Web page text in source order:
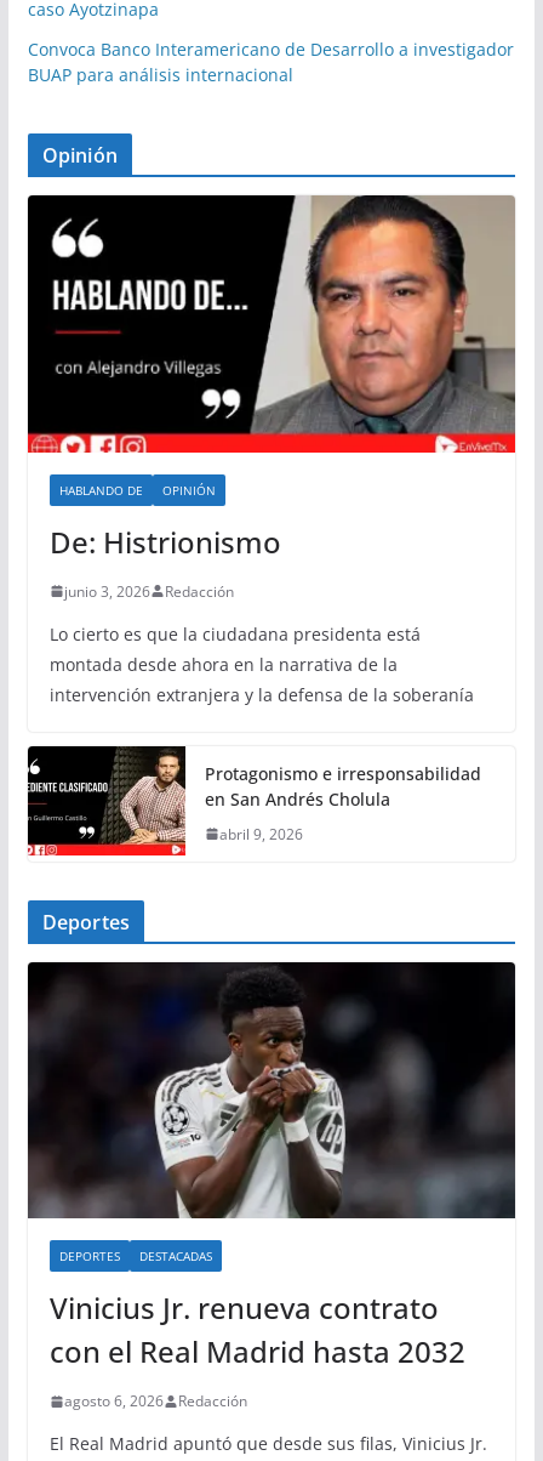
caso Ayotzinapa
Convoca Banco Interamericano de Desarrollo a investigador
BUAP para análisis internacional
Opinión
HABLANDO DE OPINIÓN
De: Histrionismo
junio 3, 2026 Redacción
Lo cierto es que la ciudadana presidenta está
montada desde ahora en la narrativa de la
intervención extranjera y la defensa de la soberanía
Protagonismo e irresponsabilidad
en San Andrés Cholula
abril 9, 2026
Deportes
DEPORTES DESTACADAS
Vinicius Jr. renueva contrato
con el Real Madrid hasta 2032
agosto 6, 2026 Redacción
El Real Madrid apuntó que desde sus filas, Vinicius Jr.